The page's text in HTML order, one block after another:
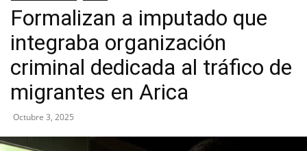
Formalizan a imputado que
integraba organización
criminal dedicada al tráfico de
migrantes en Arica
Octubre 3, 2025